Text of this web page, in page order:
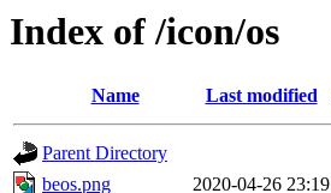
Index of /icon/os
Name Last modified
Parent Directory
beos.png
2020-04-26 23:19